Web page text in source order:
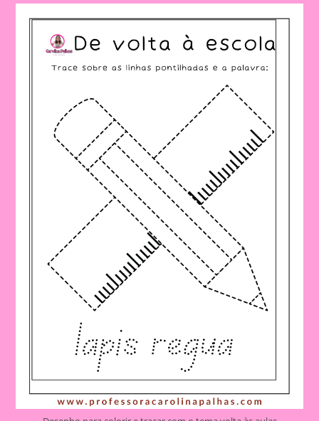
Novo
Começo
De
Aprendizado
Diversão|Desenhos
O
Tema
Volta
Às
Aulas